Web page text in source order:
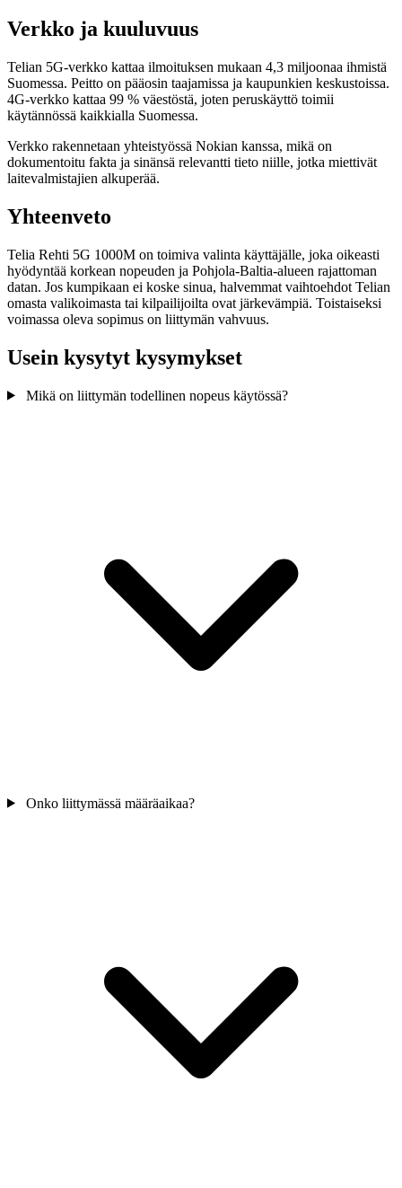
Verkko ja kuuluvuus
Telian 5G-verkko kattaa ilmoituksen mukaan 4,3 miljoonaa ihmistä
Suomessa. Peitto on pääosin taajamissa ja kaupunkien keskustoissa.
4G-verkko kattaa 99 % väestöstä, joten peruskäyttö toimii
käytännössä kaikkialla Suomessa.
Verkko rakennetaan yhteistyössä Nokian kanssa, mikä on
dokumentoitu fakta ja sinänsä relevantti tieto niille, jotka miettivät
laitevalmistajien alkuperää.
Yhteenveto
Telia Rehti 5G 1000M on toimiva valinta käyttäjälle, joka oikeasti
hyödyntää korkean nopeuden ja Pohjola-Baltia-alueen rajattoman
datan. Jos kumpikaan ei koske sinua, halvemmat vaihtoehdot Telian
omasta valikoimasta tai kilpailijoilta ovat järkevämpiä. Toistaiseksi
voimassa oleva sopimus on liittymän vahvuus.
Usein kysytyt kysymykset
Mikä on liittymän todellinen nopeus käytössä?
Onko liittymässä määräaikaa?